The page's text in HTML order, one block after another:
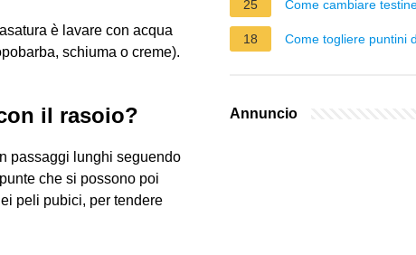
è lavare con acqua
schiuma o creme).
il rasoio?
passaggi lunghi seguendo
che si possono poi
peli pubici, per tendere
25
Come cambiare
18 Come togliere puntini
Annuncio